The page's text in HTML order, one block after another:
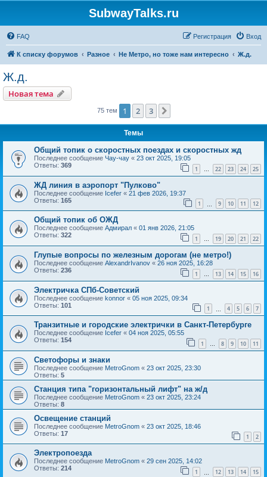
SubwayTalks.ru
FAQ Вход
Регистрация
К списку форумов Разное Не Метро, но тоже нам интересно Ж.д.
Ж.д.
Новая тема
75 тем 1 2 3
Темы
Общий топик о скоростных поездах и скоростных жд
Последнее сообщение Чау-чау « 23 окт 2025, 19:05
Ответы: 369 1 … 22 23 24 25
ЖД линия в аэропорт "Пулково"
Последнее сообщение Icefer « 21 фев 2026, 19:37
Ответы: 165 1 9 10 11 12
Общий топик об ОЖД
Последнее сообщение Адмирал « 01 янв 2026, 21:05
Ответы: 322 1 … 19 20 21 22
Глупые вопросы по железным дорогам (не метро!)
Последнее сообщение AlexandrIvanov « 26 ноя 2025, 16:28
Ответы: 236 1 … 13 14 15 16
Электричка СПб-Советский
Последнее сообщение konnor « 05 ноя 2025, 09:34
Ответы: 101 1 4 5 6 7
Транзитные и городские электрички в Санкт-Петербурге
Последнее сообщение Icefer « 04 ноя 2025, 05:55
Ответы: 154 1 … 8 9 10 11
Светофоры и знаки
Последнее сообщение MetroGnom « 23 окт 2025, 23:30
Ответы: 5
Станция типа "горизонтальный лифт" на ж/д
Последнее сообщение MetroGnom « 23 окт 2025, 23:24
Ответы: 8
Освещение станций
Последнее сообщение MetroGnom « 23 окт 2025, 18:46
Ответы: 17 1 2
Электропоезда
Последнее сообщение MetroGnom « 29 сен 2025, 14:02
Ответы: 214 1 12 13 14 15